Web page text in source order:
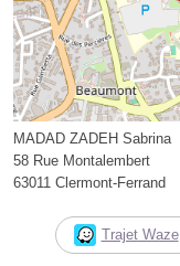
MADAD ZADEH Sabrina
58 Rue Montalembert
63011 Clermont-Ferrand
Trajet Waze